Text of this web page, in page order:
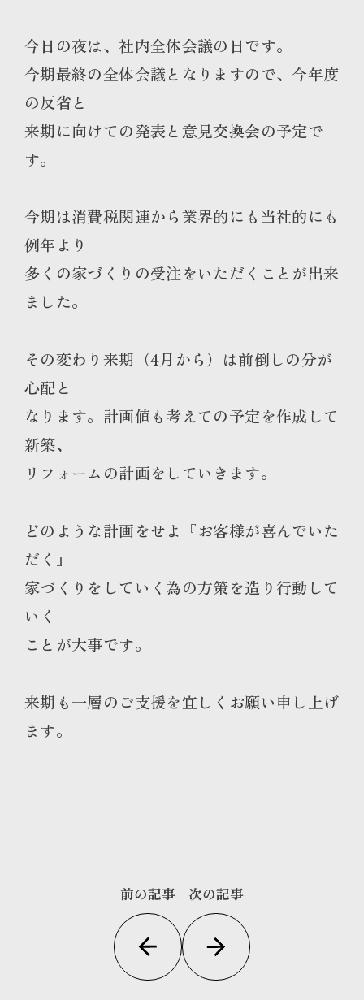
今日の夜は、社内全体会議の日です。
今期最終の全体会議となりますので、今年度
の反省と
来期に向けての発表と意見交換会の予定で
す。
今期は消費税関連から業界的にも当社的にも
例年より
多くの家づくりの受注をいただくことが出来
ました。
その変わり来期（4月から）は前倒しの分が
心配と
なります。計画値も考えての予定を作成して
新築、
リフォームの計画をしていきます。
どのような計画をせよ『お客様が喜んでいた
だく』
家づくりをしていく為の方策を造り行動して
いく
ことが大事です。
来期も一層のご支援を宜しくお願い申し上げ
ます。
前の記事 次の記事